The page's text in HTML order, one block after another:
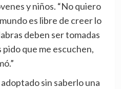
y niños. “No quiero
es libre de creer lo
deben ser tomadas
que me escuchen,
sin saberlo una